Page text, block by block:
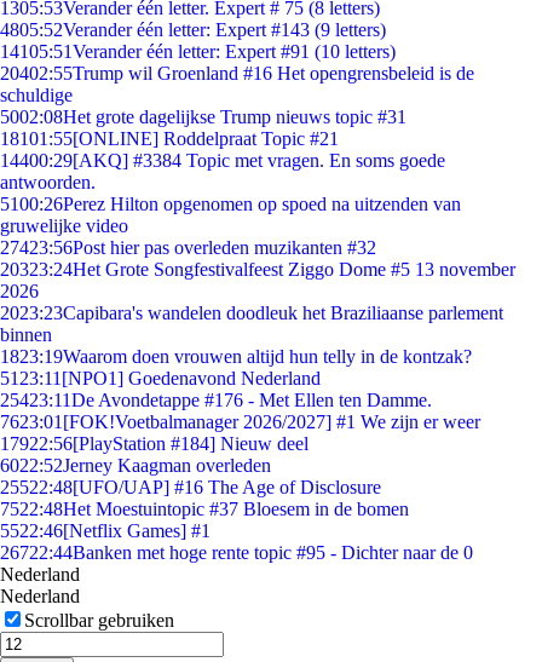
1305:53Verander één letter. Expert # 75 (8 letters)
4805:52Verander één letter: Expert #143 (9 letters)
14105:51Verander één letter: Expert #91 (10 letters)
20402:55Trump wil Groenland #16 Het opengrensbeleid is de
schuldige
5002:08Het grote dagelijkse Trump nieuws topic #31
18101:55[ONLINE] Roddelpraat Topic #21
14400:29[AKQ] #3384 Topic met vragen. En soms goede
antwoorden.
5100:26Perez Hilton opgenomen op spoed na uitzenden van
gruwelijke video
27423:56Post hier pas overleden muzikanten #32
20323:24Het Grote Songfestivalfeest Ziggo Dome #5 13 november
2026
2023:23Capibara's wandelen doodleuk het Braziliaanse parlement
binnen
1823:19Waarom doen vrouwen altijd hun telly in de kontzak?
51 23:11 [NPO1] Goedenavond Nederland
25423:11De Avondetappe #176 - Met Ellen ten Damme.
7623:01 [FOK!Voetbalmanager 2026/2027] #1 We zijn er weer
17922:56[PlayStation #184] Nieuw deel
6022:52Jerney Kaagman overleden
25522:48[UFO/UAP] #16 The Age of Disclosure
7522:48Het Moestuintopic #37 Bloesem in de bomen
5522:46[Netflix Games] #1
26722:44Banken met hoge rente topic #95 - Dichter naar de 0
Nederland
Nederland
Scrollbar gebruiken